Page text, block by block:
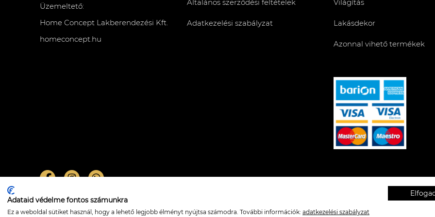
Chavine függőlámpa – bronze
Üzemeltető:
Home Concept Lakberendezési Kft.
homeconcept.hu
Általános szerződési feltételek
Adatkezelési szabályzat
Világítás
Lakásdekor
Azonnal vihető termékek
Adataid védelme fontos számunkra
Ez a weboldal sütiket használ, hogy a lehető legjobb élményt nyújtsa számodra. További információk: adatkezelési szabályzat